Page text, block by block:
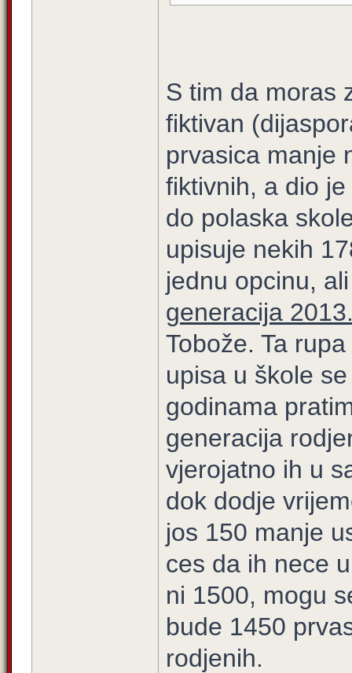
S tim da moras
fiktivan
prvasica manje
fiktivnih, a dio
do polaska
upisuje nekih
jednu opcinu,
generacija
Tobože. Ta
upisa u škole
godinama
generacija
vjerojatno ih u
dok dodje
jos 150 manje
ces da ih nece
ni 1500, mogu
bude 1450
rodjenih.